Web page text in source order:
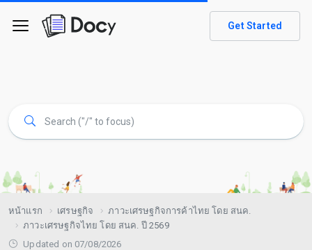
Get Started
หน้าแรก เศรษฐกิจ
ภาวะเศรษฐกิจการค้าไทย โดย สนค.
ภาวะเศรษฐกิจไทย โดย สนค. ปี 2569
Updated on 07/08/2026